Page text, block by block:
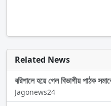
Related News
বরিশালে হয়ে গেল বিভাগীয় পাঠক
Jagonews24